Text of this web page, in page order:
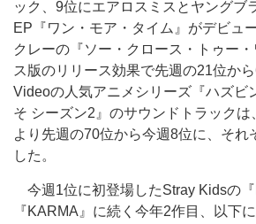
ック、9位にエアロスミスとヤングブ
EP『ワン・モア・タイム』がデビュ
クレーの『ソー・クロース・トゥー
ス版のリリース効果で先週の21位か
Videoの人気アニメシリーズ『ハズビ
そ シーズン2』のサウンドトラックは
より先週の70位から今週8位に、それ
した。
今週1位に初登場したStray Kidsの
『KARMA』に続く今年2作目、以下